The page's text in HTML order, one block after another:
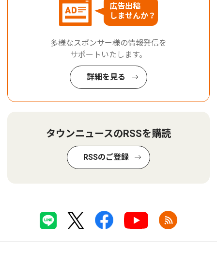
広告出稿
しませんか？
多様なスポンサー様の情報発信を
サポートいたします。
詳細を見る
タウンニュースのRSSを購読
RSSのご登録